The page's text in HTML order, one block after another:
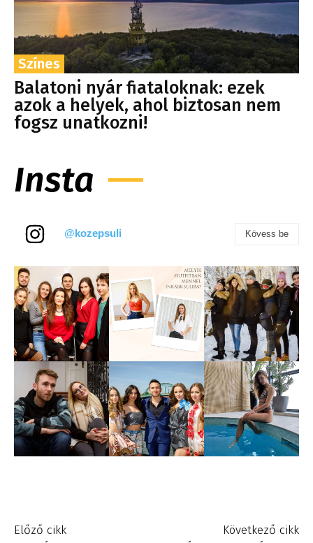
Színes
Balatoni nyár fiataloknak: ezek
azok a helyek, ahol biztosan nem
fogsz unatkozni!
Insta
@kozepsuli Kövess be
Előző cikk Következő cikk